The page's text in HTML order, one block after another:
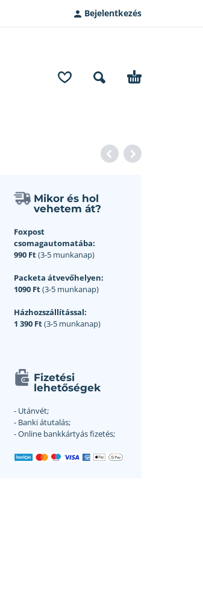
Bejelentkezés
Mikor és hol
vehetem át?
Foxpost
csomagautomatába:
990 Ft(3-5 munkanap)
Packeta átvevőhelyen:
1090 Ft(3-5 munkanap)
Házhozszállítással:
1 390 Ft(3-5 munkanap)
Fizetési
lehetőségek
- Utánvét;
- Banki átutalás;
- Online bankkártyás fizetés;